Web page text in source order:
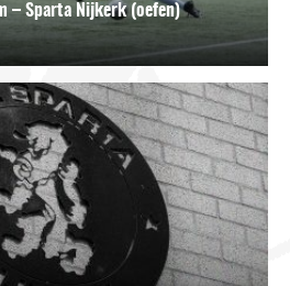
– Sparta Nijkerk (oefen)